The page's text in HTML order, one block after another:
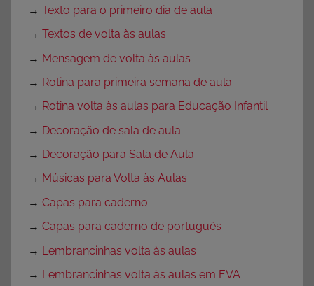
→ Texto para o primeiro dia de aula
→ Textos de volta às aulas
→ Mensagem de volta às aulas
→ Rotina para primeira semana de aula
→ Rotina volta às aulas para Educação Infantil
→ Decoração de sala de aula
→ Decoração para Sala de Aula
→ Músicas para Volta às Aulas
→ Capas para caderno
→ Capas para caderno de português
→ Lembrancinhas volta às aulas
→ Lembrancinhas volta às aulas em EVA